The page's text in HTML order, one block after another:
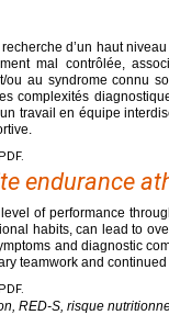
d’un haut
mal contrôlée,
ou au syndrome connu
complexités
travail en équipe
endurance
of performance
habits, can lead to
and diagnostic
teamwork and
RED-S, risque